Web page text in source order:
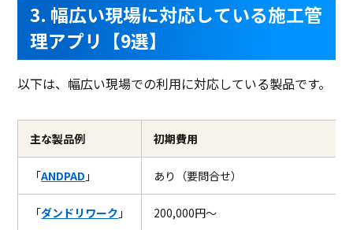
3. 幅広い現場に対応している施工管
理アプリ【9選】
以下は、幅広い現場での利用に対応している製品です。
主な製品例 初期費用
「ANDPAD 」 あり（要問合せ）
「ダンドリワーク 」 200,000円〜